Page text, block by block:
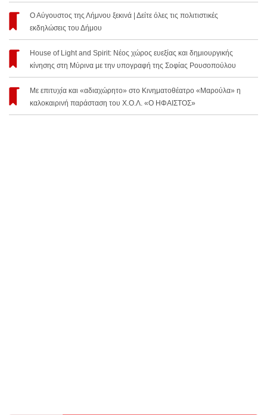
Ο Αύγουστος της Λήμνου ξεκινά | Δείτε όλες τις πολιτιστικές
εκδηλώσεις του Δήμου
House of Light and Spirit: Νέος χώρος ευεξίας και δημιουργικής
κίνησης στη Μύρινα με την υπογραφή της Σοφίας Ρουσοπούλου
Με επιτυχία και «αδιαχώρητο» στο Κινηματοθέατρο «Μαρούλα» η
καλοκαιρινή παράσταση του Χ.Ο.Λ. «Ο ΗΦΑΙΣΤΟΣ»